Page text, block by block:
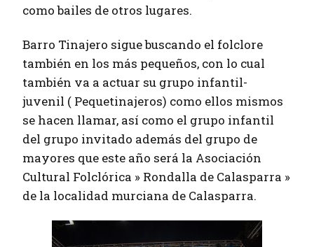
como bailes de otros lugares.
Barro Tinajero sigue buscando el folclore
también en los más pequeños, con lo cual
también va a actuar su grupo infantil-
juvenil ( Pequetinajeros) como ellos mismos
se hacen llamar, así como el grupo infantil
del grupo invitado además del grupo de
mayores que este año será la Asociación
Cultural Folclórica » Rondalla de Calasparra »
de la localidad murciana de Calasparra.